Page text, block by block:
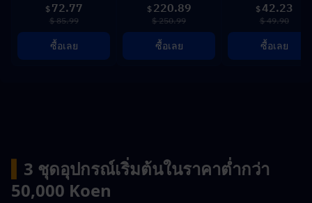
$ 72.77
$ 85.99
ซื้อเลย
$ 220.89
$ 250.99
ซื้อเลย
$42.23
$ 49.90
ซื้อเลย
3 ชุดอุปกรณ์เริ่มต้นในราคาต่ำกว่า
50,000 Koen